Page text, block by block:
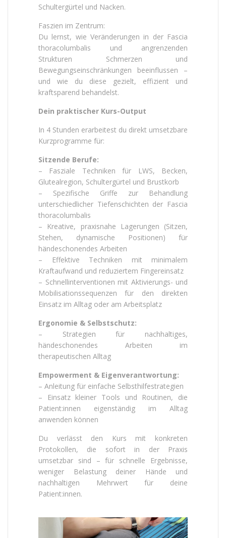
Schultergürtel und Nacken.
Faszien im Zentrum:
Du lernst, wie Veränderungen in der Fascia
thoracolumbalis und angrenzenden
Strukturen Schmerzen und
Bewegungseinschränkungen beeinflussen –
und wie du diese gezielt, effizient und
kraftsparend behandelst.
Dein praktischer Kurs-Output
In 4 Stunden erarbeitest du direkt umsetzbare
Kurzprogramme für:
Sitzende Berufe:
– Fasziale Techniken für LWS, Becken,
Glutealregion, Schultergürtel und Brustkorb
– Spezifische Griffe zur Behandlung
unterschiedlicher Tiefenschichten der Fascia
thoracolumbalis
– Kreative, praxisnahe Lagerungen (Sitzen,
Stehen, dynamische Positionen) für
händeschonendes Arbeiten
– Effektive Techniken mit minimalem
Kraftaufwand und reduziertem Fingereinsatz
– Schnellinterventionen mit Aktivierungs- und
Mobilisationssequenzen für den direkten
Einsatz im Alltag oder am Arbeitsplatz
Ergonomie & Selbstschutz:
– Strategien für nachhaltiges,
händeschonendes Arbeiten im
therapeutischen Alltag
Empowerment & Eigenverantwortung:
– Anleitung für einfache Selbsthilfestrategien
– Einsatz kleiner Tools und Routinen, die
Patient:innen eigenständig im Alltag
anwenden können
Du verlässt den Kurs mit konkreten
Protokollen, die sofort in der Praxis
umsetzbar sind – für schnelle Ergebnisse,
weniger Belastung deiner Hände und
nachhaltigen Mehrwert für deine
Patient:innen.